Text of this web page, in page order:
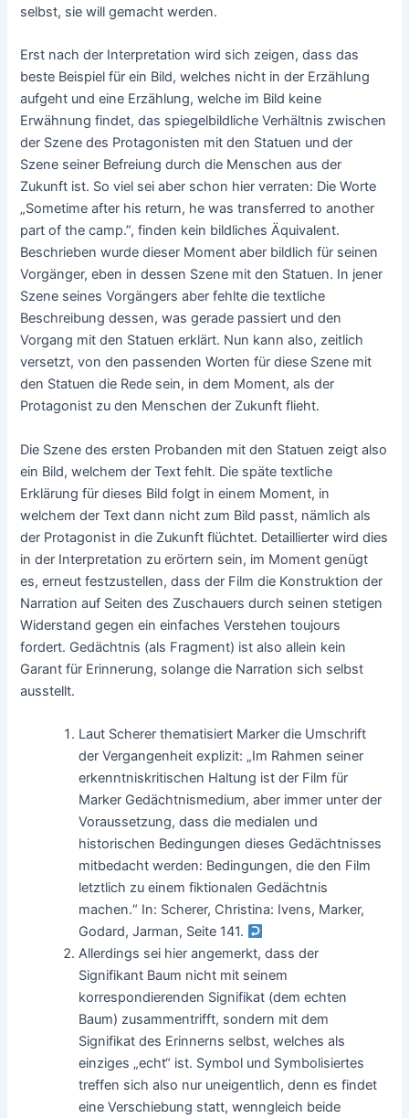
selbst, sie will gemacht werden.
Erst nach der Interpretation wird sich zeigen, dass das
beste Beispiel für ein Bild, welches nicht in der Erzählung
aufgeht und eine Erzählung, welche im Bild keine
Erwähnung findet, das spiegelbildliche Verhältnis zwischen
der Szene des Protagonisten mit den Statuen und der
Szene seiner Befreiung durch die Menschen aus der
Zukunft ist. So viel sei aber schon hier verraten: Die Worte
„Sometime after his return, he was transferred to another
part of the camp.”, finden kein bildliches Äquivalent.
Beschrieben wurde dieser Moment aber bildlich für seinen
Vorgänger, eben in dessen Szene mit den Statuen. In jener
Szene seines Vorgängers aber fehlte die textliche
Beschreibung dessen, was gerade passiert und den
Vorgang mit den Statuen erklärt. Nun kann also, zeitlich
versetzt, von den passenden Worten für diese Szene mit
den Statuen die Rede sein, in dem Moment, als der
Protagonist zu den Menschen der Zukunft flieht.
Die Szene des ersten Probanden mit den Statuen zeigt also
ein Bild, welchem der Text fehlt. Die späte textliche
Erklärung für dieses Bild folgt in einem Moment, in
welchem der Text dann nicht zum Bild passt, nämlich als
der Protagonist in die Zukunft flüchtet. Detaillierter wird dies
in der Interpretation zu erörtern sein, im Moment genügt
es, erneut festzustellen, dass der Film die Konstruktion der
Narration auf Seiten des Zuschauers durch seinen stetigen
Widerstand gegen ein einfaches Verstehen toujours
fordert. Gedächtnis (als Fragment) ist also allein kein
Garant für Erinnerung, solange die Narration sich selbst
ausstellt.
Laut Scherer thematisiert Marker die Umschrift
der Vergangenheit explizit: „Im Rahmen seiner
erkenntniskritischen Haltung ist der Film für
Marker Gedächtnismedium, aber immer unter der
Voraussetzung, dass die medialen und
historischen Bedingungen dieses Gedächtnisses
mitbedacht werden: Bedingungen, die den Film
letztlich zu einem fiktionalen Gedächtnis
machen.“ In: Scherer, Christina: Ivens, Marker,
Godard, Jarman, Seite 141.
Allerdings sei hier angemerkt, dass der
Signifikant Baum nicht mit seinem
korrespondierenden Signifikat (dem echten
Baum) zusammentrifft, sondern mit dem
Signifikat des Erinnerns selbst, welches als
einziges „echt“ ist. Symbol und Symbolisiertes
treffen sich also nur uneigentlich, denn es findet
eine Verschiebung statt, wenngleich beide